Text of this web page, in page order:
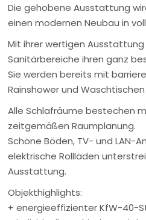
Die gehobene Ausstattung
einen modernen Neubau in
Mit ihrer wertigen
Sanitärbereiche ihren ganz
Sie werden bereits mit
Rainshower und
Alle Schlafräume bestechen
zeitgemäßen Raumplanung.
Schöne Böden, TV- und LAN-
elektrische Rollläden
Ausstattung.
Objekthighlights:
+ energieeffizienter KfW-40-